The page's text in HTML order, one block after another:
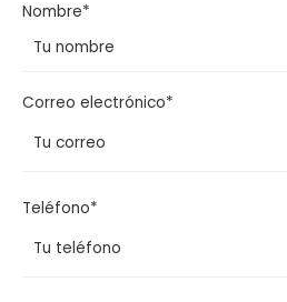
Nombre*
Correo electrónico*
Teléfono*